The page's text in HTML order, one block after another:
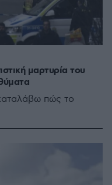
μαρτυρία του
πώς το